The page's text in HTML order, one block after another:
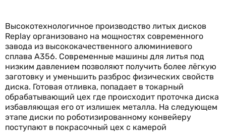
Высокотехнологичное производство литых дисков
Replay организовано на мощностях современного
завода из высококачественного алюминиевого
сплава А356. Современные машины для литья под
низким давлением позволяют получить более лёгкую
заготовку и уменьшить разброс физических свойств
диска. Готовая отливка, попадает в токарный
обрабатывающий цех где происходит проточка диска
избавляющая его от излишек металла. На следующем
этапе диски по роботизированному конвейеру
поступают в покрасочный цех с камерой